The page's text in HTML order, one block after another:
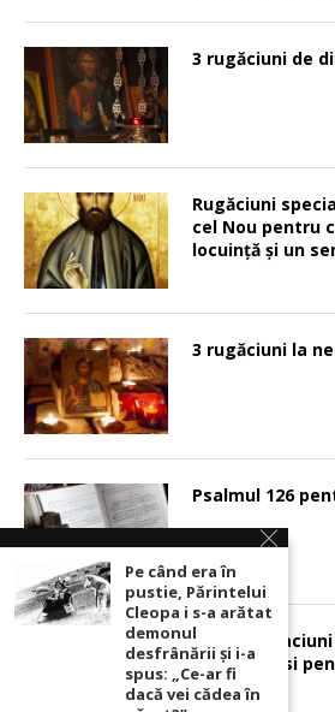
3 rugăciuni de
Rugăciuni
cel Nou pentru
locuinţă şi un
3 rugăciuni la
Psalmul 126
Sunt 2
pentru fiu si
Pe când era în
pustie, Părintelui
Cleopa i s-a arătat
demonul
desfrânării şi i-a
spus: „Ce-ar fi
dacă vei cădea în